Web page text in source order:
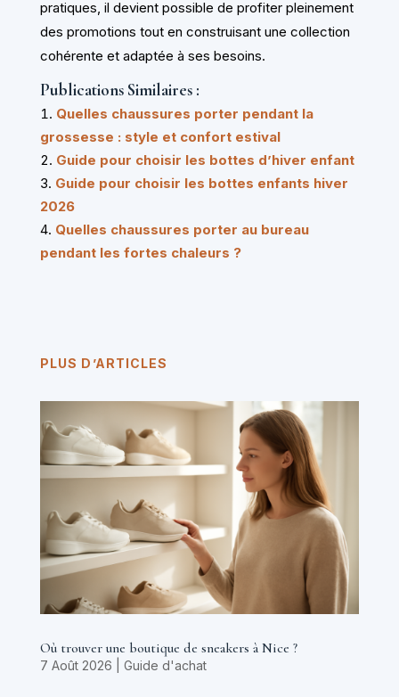
pratiques, il devient possible de profiter pleinement
des promotions tout en construisant une collection
cohérente et adaptée à ses besoins.
Publications Similaires :
Quelles chaussures porter pendant la
grossesse : style et confort estival
Guide pour choisir les bottes d’hiver enfant
Guide pour choisir les bottes enfants hiver
2026
Quelles chaussures porter au bureau
pendant les fortes chaleurs ?
PLUS D’ARTICLES
Où trouver une boutique de sneakers à Nice ?
7 Août 2026 Guide d'achat